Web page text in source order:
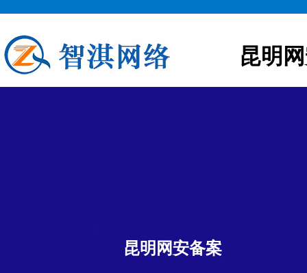
昆明
昆明网安备案